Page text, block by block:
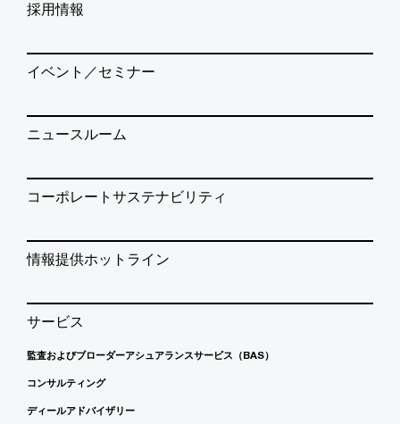
採用情報
イベント／セミナー
ニュースルーム
コーポレートサステナビリティ
情報提供ホットライン
サービス
監査およびブローダーアシュアランスサービス（BAS）
コンサルティング
ディールアドバイザリー